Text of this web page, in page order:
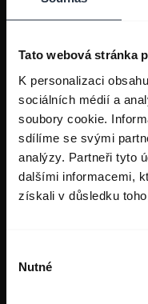
Tato webová stránka
K personalizaci
sociálních médií a
soubory cookie.
sdílíme se svými
analýzy. Partneři tyto
dalšími informacemi,
získali v důsledku
souhlasu
Nutné